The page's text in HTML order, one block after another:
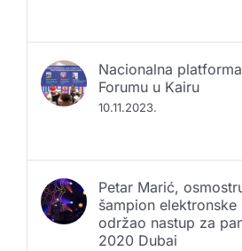
Nacionalna
Forumu u Kairu
10.11.2023.
Petar Marić,
šampion elektronske
održao nastup za
2020 Dubai